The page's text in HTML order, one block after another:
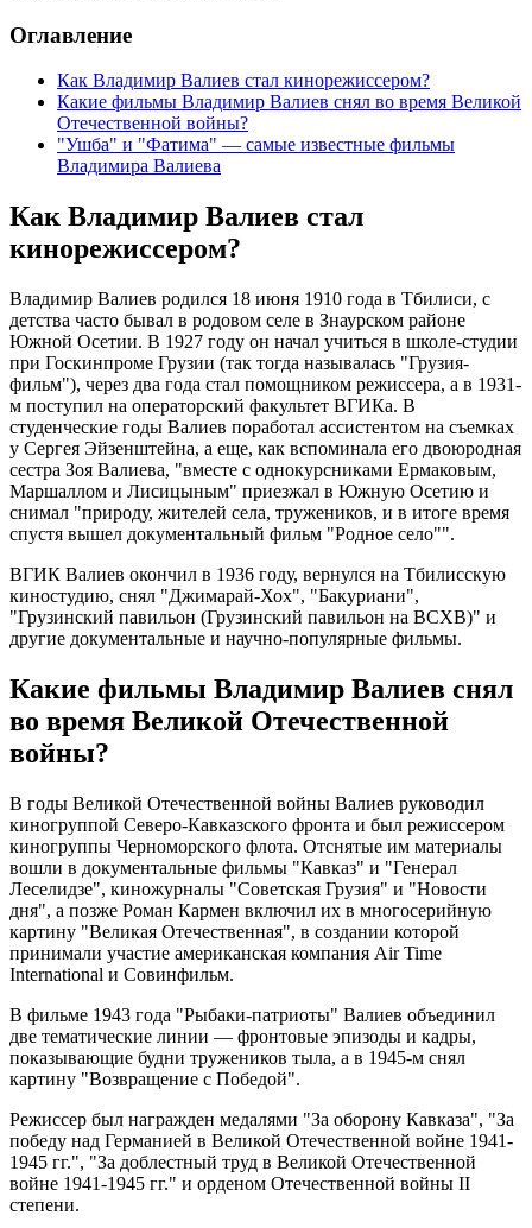
Оглавление
Как Владимир Валиев стал кинорежиссером?
Какие фильмы Владимир Валиев снял во время Великой
Отечественной войны?
"Ушба" и "Фатима" — самые известные фильмы
Владимира Валиева
Как Владимир Валиев стал
кинорежиссером?
Владимир Валиев родился 18 июня 1910 года в Тбилиси, с
детства часто бывал в родовом селе в Знаурском районе
Южной Осетии. В 1927 году он начал учиться в школе-студии
при Госкинпроме Грузии (так тогда называлась "Грузия-
фильм"), через два года стал помощником режиссера, а в 1931-
м поступил на операторский факультет ВГИКа. В
студенческие годы Валиев поработал ассистентом на съемках
у Сергея Эйзенштейна, а еще, как вспоминала его двоюродная
сестра Зоя Валиева, "вместе с однокурсниками Ермаковым,
Маршаллом и Лисицыным" приезжал в Южную Осетию и
снимал "природу, жителей села, тружеников, и в итоге время
спустя вышел документальный фильм "Родное село"".
ВГИК Валиев окончил в 1936 году, вернулся на Тбилисскую
киностудию, снял "Джимарай-Хох", "Бакуриани",
"Грузинский павильон (Грузинский павильон на ВСХВ)" и
другие документальные и научно-популярные фильмы.
Какие фильмы Владимир Валиев снял
во время Великой Отечественной
войны?
В годы Великой Отечественной войны Валиев руководил
киногруппой Северо-Кавказского фронта и был режиссером
киногруппы Черноморского флота. Отснятые им материалы
вошли в документальные фильмы "Кавказ" и "Генерал
Леселидзе", киножурналы "Советская Грузия" и "Новости
дня", а позже Роман Кармен включил их в многосерийную
картину "Великая Отечественная", в создании которой
принимали участие американская компания Air Time
International и Совинфильм.
В фильме 1943 года "Рыбаки-патриоты" Валиев объединил
две тематические линии — фронтовые эпизоды и кадры,
показывающие будни тружеников тыла, а в 1945-м снял
картину "Возвращение с Победой".
Режиссер был награжден медалями "За оборону Кавказа", "За
победу над Германией в Великой Отечественной войне 1941-
1945 гг.", "За доблестный труд в Великой Отечественной
войне 1941-1945 гг." и орденом Отечественной войны II
степени.